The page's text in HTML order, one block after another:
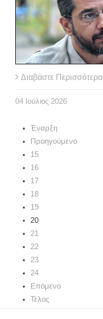
Διαβάστε Περισσότερα
04 Ιούλιος 2026
Έναρξη
Προηγούμενο
15
16
17
18
19
20
21
22
23
24
Επόμενο
Τέλος